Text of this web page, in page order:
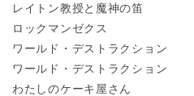
レイトン教授と魔神の笛
ロックマンゼクス
ワールド・デストラクション
ワールド・デストラクション
わたしのケーキ屋さん